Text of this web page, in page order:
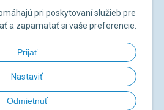
pri poskytovaní služieb pre
a zapamätať si vaše preferencie.
Prijať
Nastaviť
Odmietnuť
osobných údajov
nového zákazníka
na ďalší predaj
heslo
&e-shop Pohoda Connector NextCom